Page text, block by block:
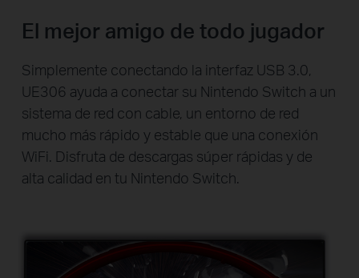
El mejor amigo de todo jugador
Simplemente conectando la interfaz USB 3.0,
UE306 ayuda a conectar su Nintendo Switch a un
sistema de red con cable, un entorno de red
mucho más rápido y estable que una conexión
WiFi. Disfruta de descargas súper rápidas y de
alta calidad en tu Nintendo Switch.